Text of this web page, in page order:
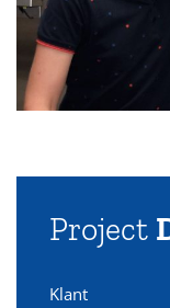
Project
Klant